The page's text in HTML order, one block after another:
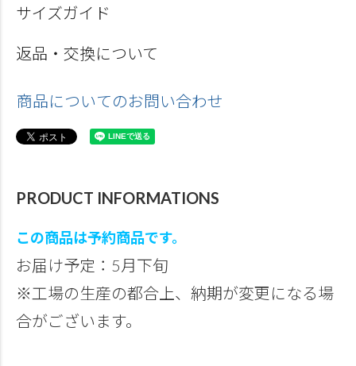
サイズガイド
返品・交換について
商品についてのお問い合わせ
PRODUCT INFORMATIONS
この商品は予約商品です。
お届け予定：5月下旬
※工場の生産の都合上、納期が変更になる場
合がございます。